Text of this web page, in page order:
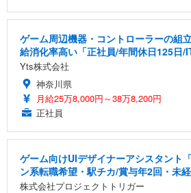
ゲーム周辺機器・コントローラーの組
給消化率高い「正社員/年間休日125日/
Yts株式会社
神奈川県
月給25万8,000円～38万8,200円
正社員
ゲーム向けUIデザイナーアシスタント
ン系転職希望・駅チカ/賞与年2回・未
株式会社プロジェクトトリガー